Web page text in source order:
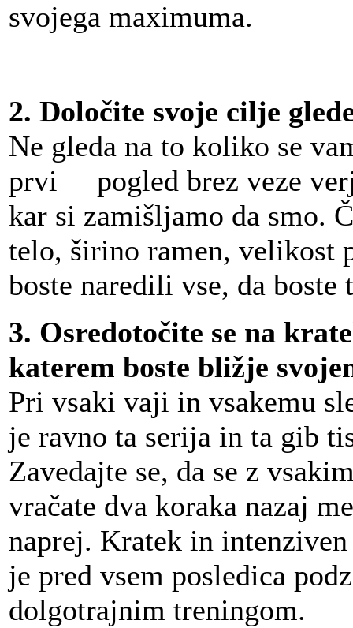
svojega maximuma.
2. Določite svoje cilje
Ne gleda na to koliko se
prvi pogled brez veze
kar si zamišljamo da smo.
telo, širino ramen, velikost
boste naredili vse, da
3. Osredotočite se na
katerem boste bližje
Pri vsaki vaji in vsakemu
je ravno ta serija in ta gib
Zavedajte se, da se z
vračate dva koraka nazaj
naprej. Kratek in
je pred vsem posledica
dolgotrajnim treningom.